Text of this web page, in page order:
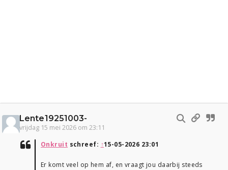
Lente19251003-
vrijdag 15 mei 2026 om 23:11
Onkruit schreef: ↑15-05-2026 23:01
Er komt veel op hem af, en vraagt jou daarbij steeds